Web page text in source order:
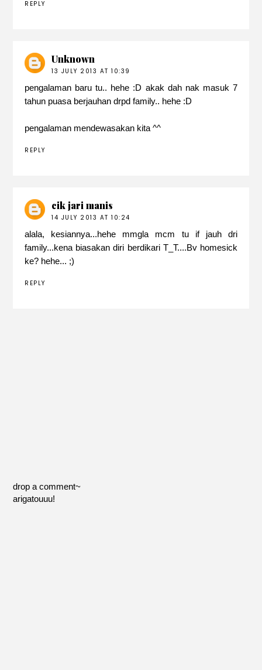
REPLY
Unknown
13 JULY 2013 AT 10:39
pengalaman baru tu.. hehe :D akak dah nak masuk 7
tahun puasa berjauhan drpd family.. hehe :D
pengalaman mendewasakan kita ^^
REPLY
cik jari manis
14 JULY 2013 AT 10:24
alala, kesiannya...hehe mmgla mcm tu if jauh dri
family...kena biasakan diri berdikari T_T....Bv homesick
ke? hehe... ;)
REPLY
drop a comment~
arigatouuu!